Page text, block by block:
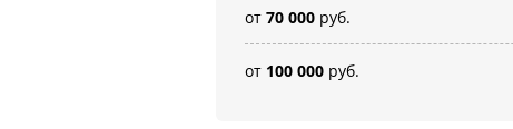
от70 000 руб.
от 100 000 руб.